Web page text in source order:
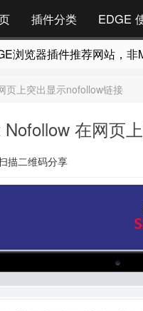
插件分类 EDGE
浏览器插件推荐网站，非
页上突出显示nofollow链接
在网页
描二维码分享